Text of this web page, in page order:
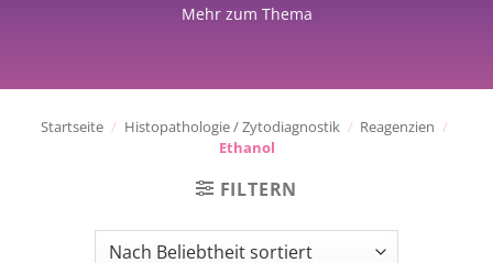
Mehr zum Thema
Startseite / Histopathologie / Zytodiagnostik / Reagenzien /
Ethanol
FILTERN